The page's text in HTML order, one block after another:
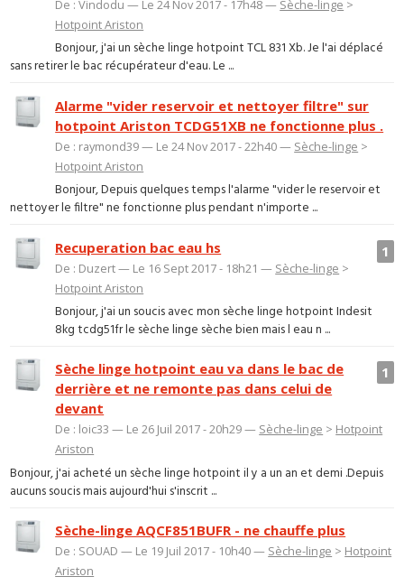
De : Vindodu — Le 24 Nov 2017 - 17h48 — Sèche-linge >
Hotpoint Ariston
Bonjour, j'ai un sèche linge hotpoint TCL 831 Xb. Je l'ai déplacé
sans retirer le bac récupérateur d'eau. Le ...
Alarme "vider reservoir et nettoyer filtre" sur
hotpoint Ariston TCDG51XB ne fonctionne plus .
De : raymond39 — Le 24 Nov 2017 - 22h40 — Sèche-linge >
Hotpoint Ariston
Bonjour, Depuis quelques temps l'alarme "vider le reservoir et
nettoyer le filtre" ne fonctionne plus pendant n'importe ...
1
Recuperation bac eau hs
De : Duzert — Le 16 Sept 2017 - 18h21 — Sèche-linge >
Hotpoint Ariston
Bonjour, j'ai un soucis avec mon sèche linge hotpoint Indesit
8kg tcdg51fr le sèche linge sèche bien mais l eau n ...
1
Sèche linge hotpoint eau va dans le bac de
derrière et ne remonte pas dans celui de
devant
De : loic33 — Le 26 Juil 2017 - 20h29 — Sèche-linge > Hotpoint
Ariston
Bonjour, j'ai acheté un sèche linge hotpoint il y a un an et demi .Depuis
aucuns soucis mais aujourd'hui s'inscrit ...
Sèche-linge AQCF851BUFR - ne chauffe plus
De : SOUAD — Le 19 Juil 2017 - 10h40 — Sèche-linge > Hotpoint
Ariston